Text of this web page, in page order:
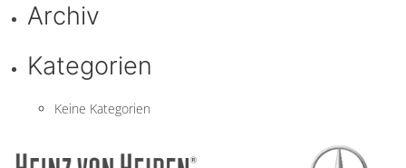
Archiv
Kategorien
Keine Kategorien